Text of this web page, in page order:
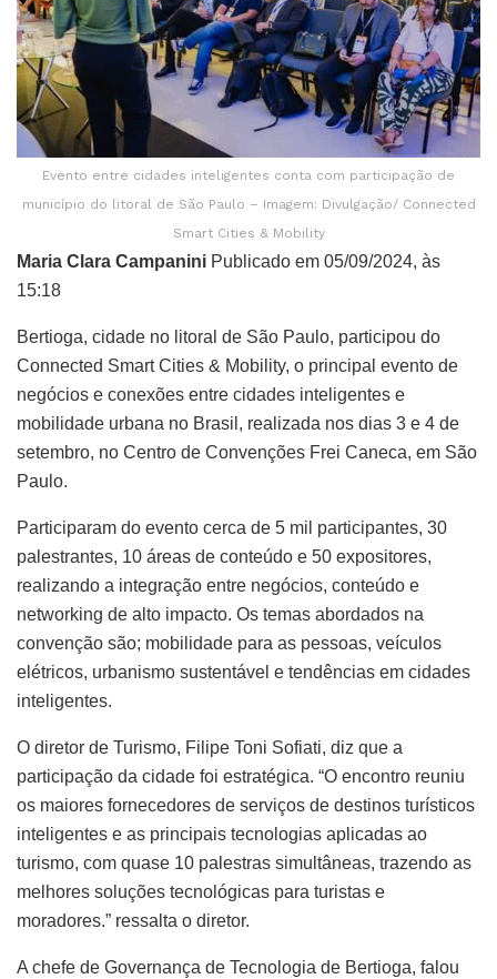
Evento entre cidades inteligentes conta com participação de
município do litoral de São Paulo – Imagem: Divulgação/ Connected
Smart Cities & Mobility
Maria Clara Campanini Publicado em 05/09/2024, às
15:18
Bertioga, cidade no litoral de São Paulo, participou do
Connected Smart Cities & Mobility, o principal evento de
negócios e conexões entre cidades inteligentes e
mobilidade urbana no Brasil, realizada nos dias 3 e 4 de
setembro, no Centro de Convenções Frei Caneca, em São
Paulo.
Participaram do evento cerca de 5 mil participantes, 30
palestrantes, 10 áreas de conteúdo e 50 expositores,
realizando a integração entre negócios, conteúdo e
networking de alto impacto. Os temas abordados na
convenção são; mobilidade para as pessoas, veículos
elétricos, urbanismo sustentável e tendências em cidades
inteligentes.
O diretor de Turismo, Filipe Toni Sofiati, diz que a
participação da cidade foi estratégica. “O encontro reuniu
os maiores fornecedores de serviços de destinos turísticos
inteligentes e as principais tecnologias aplicadas ao
turismo, com quase 10 palestras simultâneas, trazendo as
melhores soluções tecnológicas para turistas e
moradores.” ressalta o diretor.
A chefe de Governança de Tecnologia de Bertioga, falou